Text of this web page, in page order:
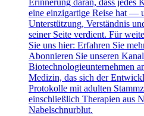
Erinnerung daran, dass jedes
eine einzigartige Reise hat —
Unterstützung, Verständnis
seiner Seite verdient. Für
Sie uns hier: Erfahren Sie
Abonnieren Sie unseren
Biotechnologieunternehmen
Medizin, das sich der
Protokolle mit adulten
einschließlich Therapien aus
Nabelschnurblut.